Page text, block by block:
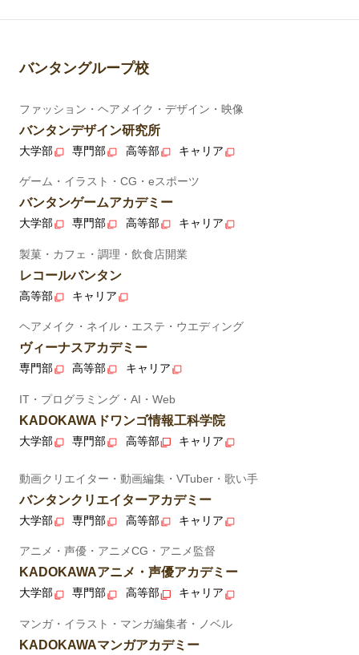
バンタングループ校
ファッション・ヘアメイク・デザイン・映像
バンタンデザイン研究所
大学部 専門部 高等部 キャリア
ゲーム・イラスト・CG・eスポーツ
バンタンゲームアカデミー
大学部 専門部 高等部 キャリア
製菓・カフェ・調理・飲食店開業
レコールバンタン
高等部 キャリア
ヘアメイク・ネイル・エステ・ウエディング
ヴィーナスアカデミー
専門部 高等部 キャリア
IT・プログラミング・AI・Web
KADOKAWAドワンゴ情報工科学院
大学部 専門部 高等部 キャリア
動画クリエイター・動画編集・VTuber・歌い手
バンタンクリエイターアカデミー
大学部 専門部 高等部 キャリア
アニメ・声優・アニメCG・アニメ監督
KADOKAWAアニメ・声優アカデミー
大学部 専門部 高等部 キャリア
マンガ・イラスト・マンガ編集者・ノベル
KADOKAWAマンガアカデミー